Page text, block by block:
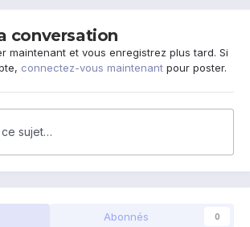
conversation
maintenant et vous enregistrez plus tard. Si
connectez-vous maintenant pour poster.
sujet…
Abonnés 0